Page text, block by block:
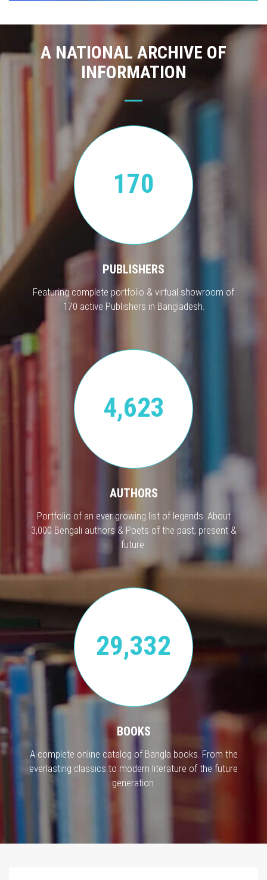
A NATIONAL ARCHIVE OF
INFORMATION
170
PUBLISHERS
Featuring complete portfolio & virtual showroom of
170 active Publishers in Bangladesh.
4,623
AUTHORS
Portfolio of an ever growing list of legends. About
3,000 Bengali authors & Poets of the past, present &
future.
29,332
BOOKS
A complete online catalog of Bangla books. From the
everlasting classics to modern literature of the future
generation.